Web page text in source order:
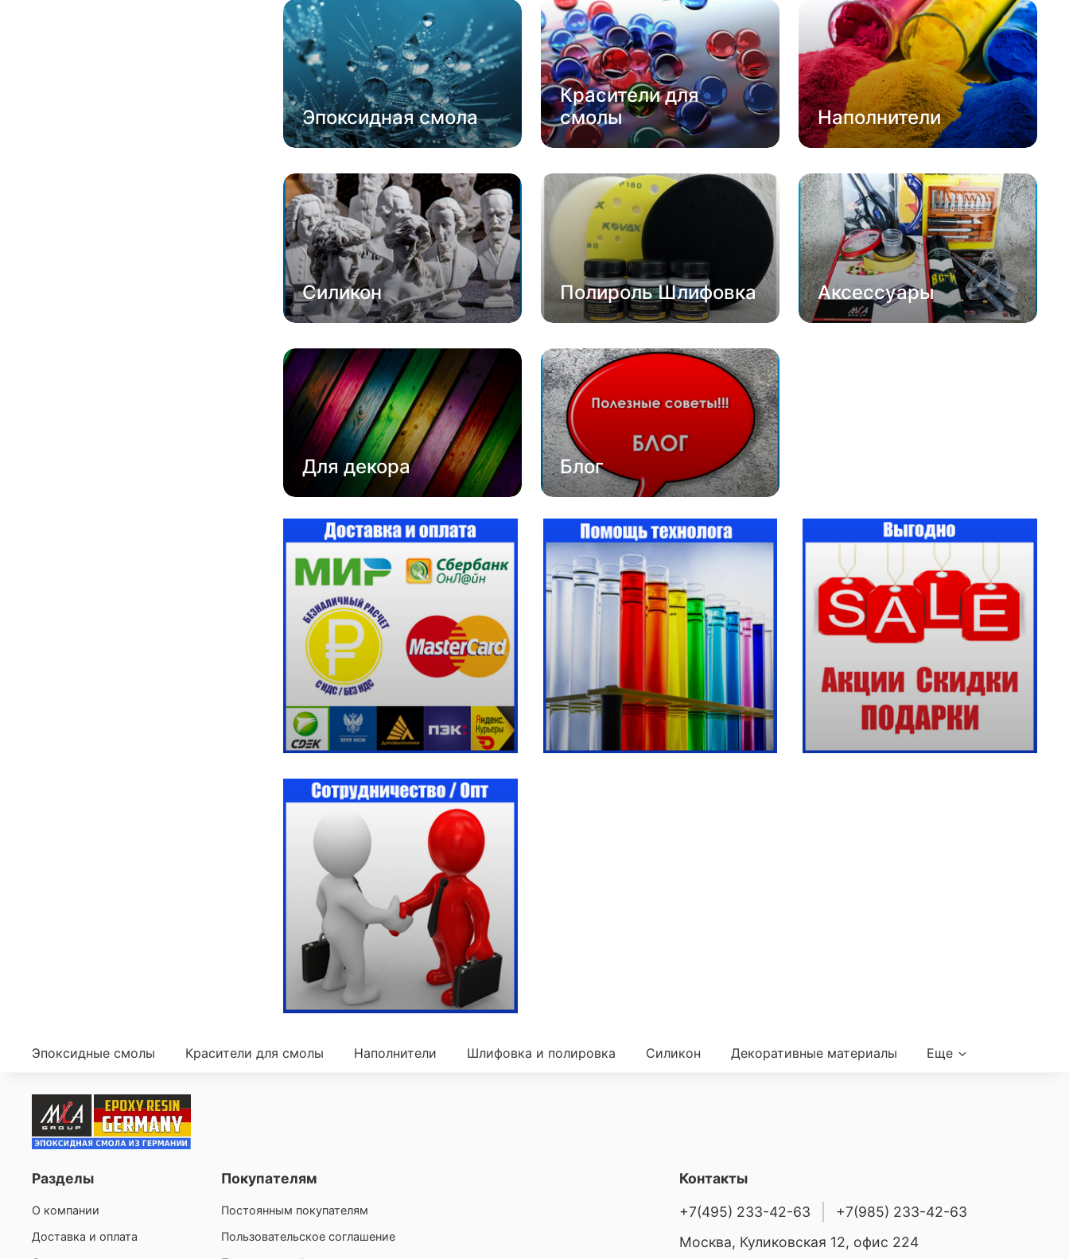
Эпоксидная смола
Красители для
смолы
Наполнители
Силикон Полироль Шлифовка Аксессуары
Для декора Блог
Эпоксидные смолы Красители для смолы Наполнители Шлифовка и полировка Силикон Декоративные материалы Еще
Разделы
О компании
Доставка и оплата
Покупателям
Постоянным покупателям
Пользовательское соглашение
Контакты
+7(495) 233-42-63
+7(985) 233-42-63
Москва, Куликовская 12, офис 224